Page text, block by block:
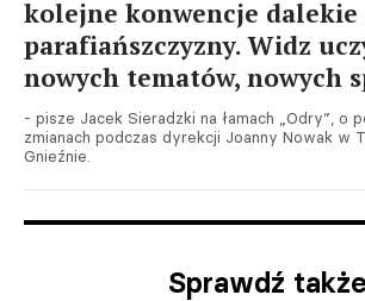
kolejne konwencje dalekie
parafiańszczyzny. Widz
nowych tematów, nowych
- pisze Jacek Sieradzki na łamach „Odry”, o
zmianach podczas dyrekcji Joanny Nowak w
Gnieźnie.
Sprawdź także